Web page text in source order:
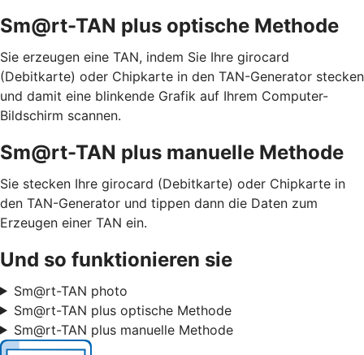
Sm@rt-TAN plus optische Methode
Sie erzeugen eine TAN, indem Sie Ihre girocard
(Debitkarte) oder Chipkarte in den TAN-Generator stecken
und damit eine blinkende Grafik auf Ihrem Computer-
Bildschirm scannen.
Sm@rt-TAN plus manuelle Methode
Sie stecken Ihre girocard (Debitkarte) oder Chipkarte in
den TAN-Generator und tippen dann die Daten zum
Erzeugen einer TAN ein.
Und so funktionieren sie
Sm@rt-TAN photo
Sm@rt-TAN plus optische Methode
Sm@rt-TAN plus manuelle Methode